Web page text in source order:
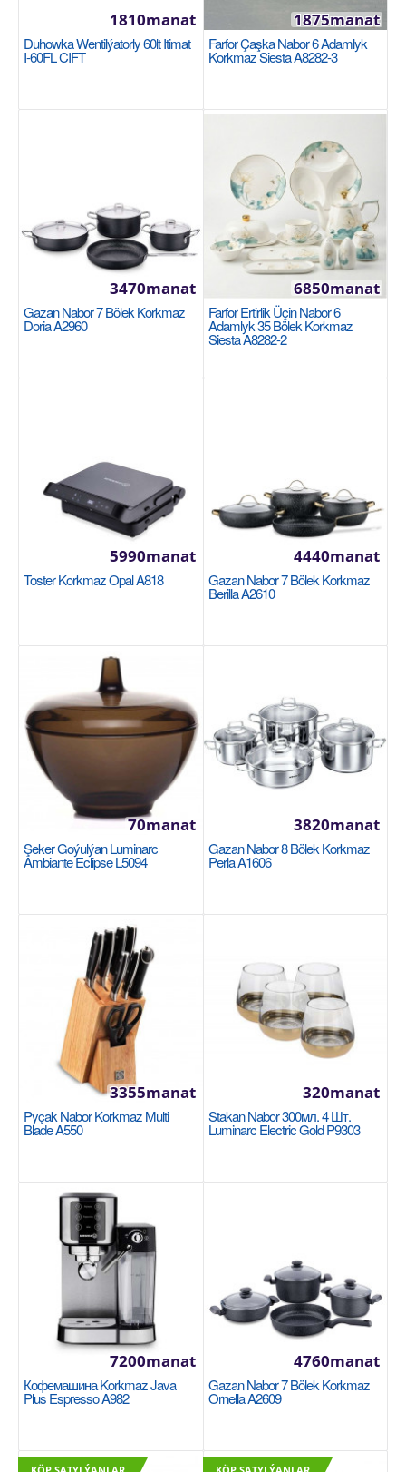
Duhowka wentilýatorly 40lt Itimat I-08TTFL
CIFT
Tokda işleýän duhowka iki gat aýnaly, wentilýatorly
(35/38/40lt) Itimat I-08TTFL CIFT 90 minutlyk..
Availability
214
Sebede Goş
Garşylaşdyrmaga goş
Halananlara goş
Bakal 380мл Luminarc Nordic H8502
LUMINARC
50manat
Availability
588
Sebede Goş
Iki gat gap Korkmaz Flora A8735-2
KORKMAZ
2115manat
Availability
Garşylaşdyrmaga goş
Halananlara goş
Duhowka Wentilýatorly 60lt Itimat
I-60FL CIFT
1810manat
Farfor Çaşka Nabor 6 Adamlyk
Korkmaz Siesta A8282-3
1875manat
Gazan Nabor 7 Bölek Korkmaz
Doria A2960
3470manat
Farfor Ertirlik Üçin Nabor 6
Adamlyk 35 Bölek Korkmaz
Siesta A8282-2
6850manat
Toster Korkmaz Opal A818
5990manat
Gazan Nabor 7 Bölek Korkmaz
Berilla A2610
4440manat
Şeker Goýulýan Luminarc
Ambiante Eclipse L5094
70manat
Gazan Nabor 8 Bölek Korkmaz
Perla A1606
3820manat
Pyçak Nabor Korkmaz Multi
Blade A550
3355manat
Stakan Nabor 300мл. 4 Шт.
Luminarc Electric Gold P9303
320manat
Кофемашина Korkmaz Java
Plus Espresso A982
7200manat
Gazan Nabor 7 Bölek Korkmaz
Ornella A2609
4760manat